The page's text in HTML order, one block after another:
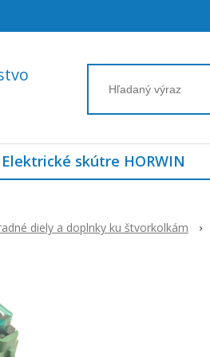
Elektrické skútre HORWIN
diely a doplnky ku štvorkolkám